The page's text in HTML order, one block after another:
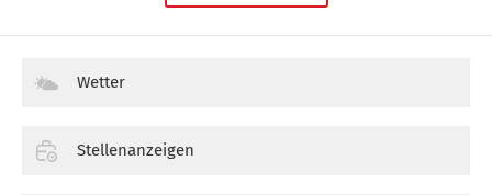
Wetter
Stellenanzeigen